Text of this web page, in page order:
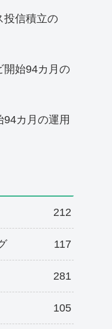
投信積立の
開始94カ月の
94カ月の運用
212
117
281
105